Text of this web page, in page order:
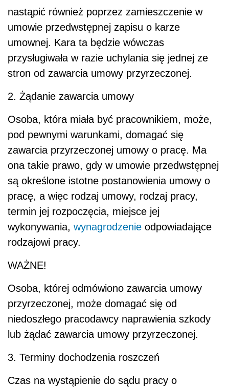
nastąpić również poprzez zamieszczenie w
umowie przedwstępnej zapisu o karze
umownej. Kara ta będzie wówczas
przysługiwała w razie uchylania się jednej ze
stron od zawarcia umowy przyrzeczonej.
2. Żądanie zawarcia umowy
Osoba, która miała być pracownikiem, może,
pod pewnymi warunkami, domagać się
zawarcia przyrzeczonej umowy o pracę. Ma
ona takie prawo, gdy w umowie przedwstępnej
są określone istotne postanowienia umowy o
pracę, a więc rodzaj umowy, rodzaj pracy,
termin jej rozpoczęcia, miejsce jej
wykonywania, wynagrodzenie odpowiadające
rodzajowi pracy.
WAŻNE!
Osoba, której odmówiono zawarcia umowy
przyrzeczonej, może domagać się od
niedoszłego pracodawcy naprawienia szkody
lub żądać zawarcia umowy przyrzeczonej.
3. Terminy dochodzenia roszczeń
Czas na wystąpienie do sądu pracy o